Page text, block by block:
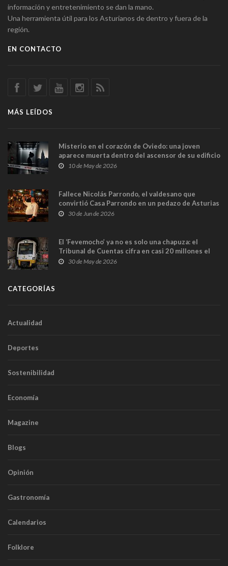
información y entretenimiento se dan la mano.
Una herramienta útil para los Asturianos de dentro y fuera de la
región.
EN CONTACTO
MÁS LEÍDOS
Misterio en el corazón de Oviedo: una joven
aparece muerta dentro del ascensor de su edificio
y las cámaras captan sus últimos minutos
10 de May de 2026
Fallece Nicolás Parrondo, el valdesano que
convirtió Casa Parrondo en un pedazo de Asturias
en Madrid
30 de Jun de 2026
El ‘Fevemocho’ ya no es solo una chapuza: el
Tribunal de Cuentas cifra en casi 20 millones el
sobrecoste de los trenes que no cabían por los
30 de May de 2026
CATEGORÍAS
Actualidad
Deportes
Sostenibilidad
Economía
Magazine
Blogs
Opinión
Gastronomía
Calendarios
Folklore